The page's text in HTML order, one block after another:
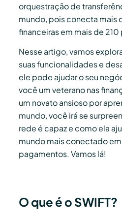
orquestração de
mundo, pois conecta mais
financeiras em mais de 210
Nesse artigo, vamos
suas funcionalidades e
ele pode ajudar o seu
você um veterano nas
um novato ansioso por
mundo, você irá se
rede é capaz e como ela
mundo mais conectado
pagamentos. Vamos lá!
O que é o SWIFT?